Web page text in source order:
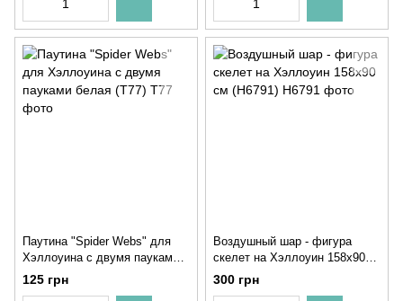
Паутина "Spider Webs" для
Хэллоуина с двумя пауками
белая (T77)
125 грн
Воздушный шар - фигура
скелет на Хэллоуин 158х90
см (H6791)
300 грн